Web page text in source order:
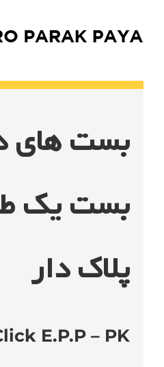
بست های
بست یک
پلاک دار
E.P.P – PK